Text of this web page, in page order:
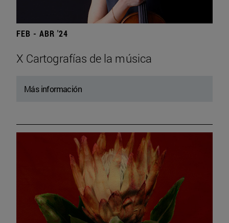
FEB - ABR '24
X Cartografías de la música
Más información